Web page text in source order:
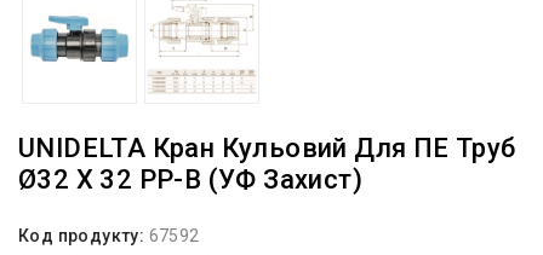
UNIDELTA Кран Кульовий Для ПЕ Труб
Ø32 X 32 PP-B (УФ Захист)
Код продукту: 67592